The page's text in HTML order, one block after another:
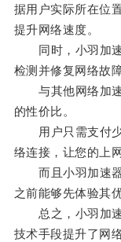
据用户实际所在位
提升网络速度。
同时，小羽加速
检测并修复网络故
与其他网络加速
的性价比。
用户只需支付少
络连接，让您的上
而且小羽加速器
之前能够先体验其优
总之，小羽加速
技术手段提升了网